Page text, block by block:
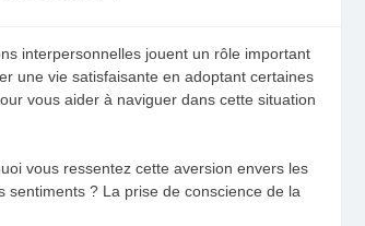
interpersonnelles jouent un rôle important
une vie satisfaisante en adoptant certaines
vous aider à naviguer dans cette situation
vous ressentez cette aversion envers les
? La prise de conscience de la